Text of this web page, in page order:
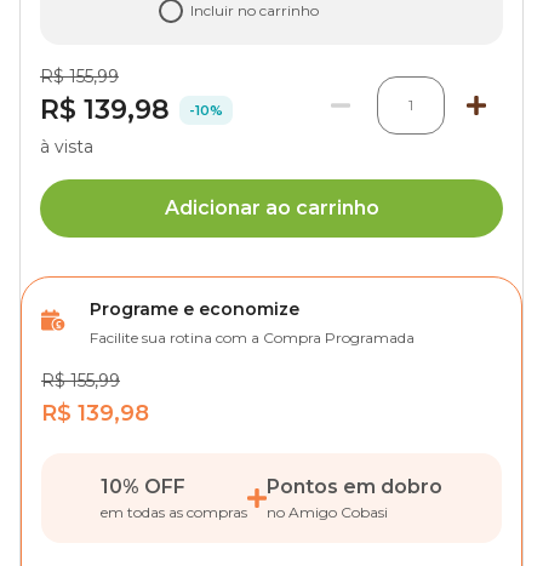
Incluir no carrinho
R$ 155,99
R$ 139,98 -10% 1
à vista
Adicionar ao carrinho
Programe e economize
Facilite sua rotina com a Compra Programada
R$ 155,99
R$ 139,98
10% OFF
em todas as compras
Pontos em dobro
no Amigo Cobasi